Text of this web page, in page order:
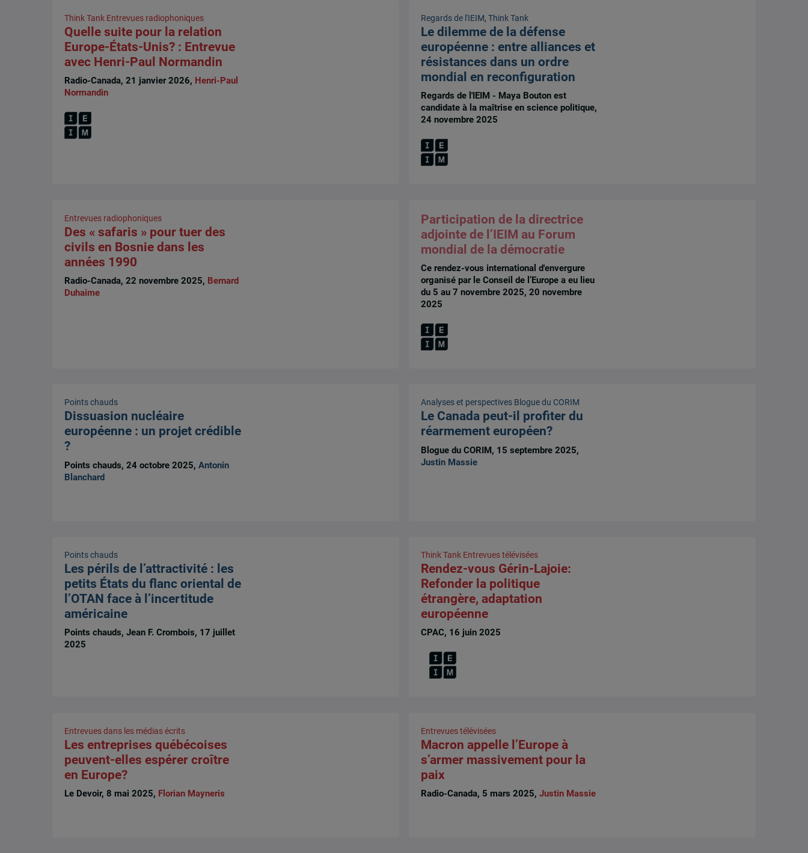
Think Tank Entrevues radiophoniques
Quelle suite pour la relation
Europe-États-Unis? : Entrevue
avec Henri-Paul Normandin
Radio-Canada, 21 janvier 2026, Henri-Paul
Normandin
Regards de l'IEIM, Think Tank
Le dilemme de la défense
européenne : entre alliances et
résistances dans un ordre
mondial en reconfiguration
Regards de l'IEIM - Maya Bouton est
candidate à la maîtrise en science politique,
24 novembre 2025
Entrevues radiophoniques
Des « safaris » pour tuer des
civils en Bosnie dans les
années 1990
Radio-Canada, 22 novembre 2025, Bernard
Duhaime
Participation de la directrice
adjointe de l’IEIM au Forum
mondial de la démocratie
Ce rendez-vous international d'envergure
organisé par le Conseil de l’Europe a eu lieu
du 5 au 7 novembre 2025, 20 novembre
2025
Points chauds
Dissuasion nucléaire
européenne : un projet crédible
?
Points chauds, 24 octobre 2025,Antonin
Blanchard
Analyses et perspectives Blogue du CORIM
Le Canada peut-il profiter du
réarmement européen?
Blogue du CORIM, 15 septembre 2025,
Justin Massie
Points chauds
Les périls de l’attractivité : les
petits États du flanc oriental de
l’OTAN face à l’incertitude
américaine
Points chauds, Jean F. Crombois, 17 juillet
2025
Think Tank Entrevues télévisées
Rendez-vous Gérin-Lajoie:
Refonder la politique
étrangère, adaptation
européenne
CPAC, 16 juin 2025
Entrevues dans les médias écrits
Les entreprises québécoises
peuvent-elles espérer croître
en Europe?
Le Devoir, 8 mai 2025, Florian Mayneris
Entrevues télévisées
Macron appelle l’Europe à
s’armer massivement pour la
paix
Radio-Canada, 5 mars 2025, Justin Massie